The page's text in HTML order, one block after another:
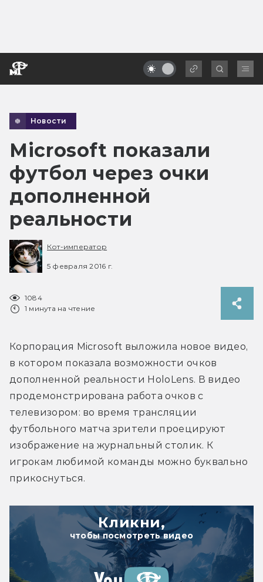
Новости
Microsoft показали
футбол через очки
дополненной
реальности
Кот-император
5 февраля 2016 г.
1084
1 минута на чтение
Корпорация Microsoft выложила новое видео,
в котором показала возможности очков
дополненной реальности HoloLens. В видео
продемонстрирована работа очков с
телевизором: во время трансляции
футбольного матча зрители проецируют
изображение на журнальный столик. К
игрокам любимой команды можно буквально
прикоснуться.
Кликни,
чтобы посмотреть видео